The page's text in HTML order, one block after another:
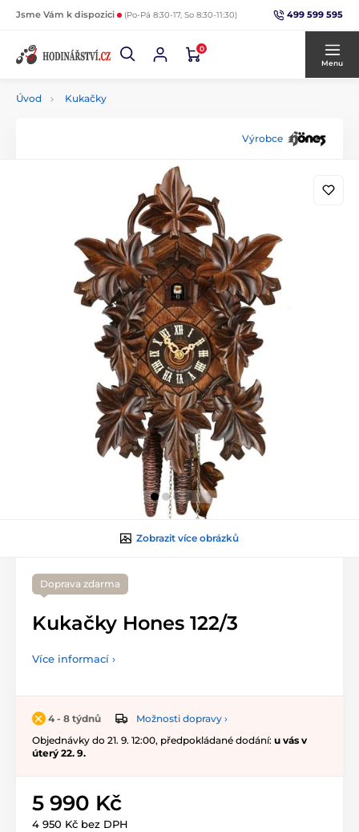
Jsme Vám k dispozici (Po-Pá 8:30-17, So 8:30-11:30) 499 599 595
0
Menu
Úvod Kukačky
Výrobce
Zobrazit více obrázků
Doprava zdarma
Kukačky Hones 122/3
Více informací ›
4 - 8 týdnů
Možnosti dopravy ›
Objednávky do 21. 9. 12:00, předpokládané dodání: u vás v
úterý 22. 9.
5 990 Kč
4 950 Kč bez DPH